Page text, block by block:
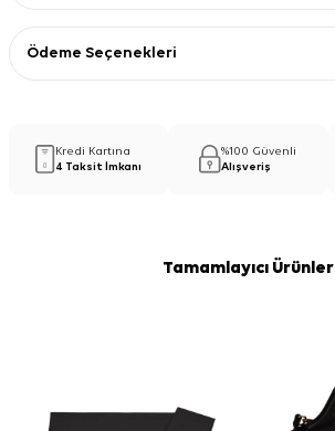
Ödeme Seçenekleri
Kredi Kartına
4 Taksit İmkanı
%100 Güvenli
Alışveriş
Tamamlayıcı Ürünler